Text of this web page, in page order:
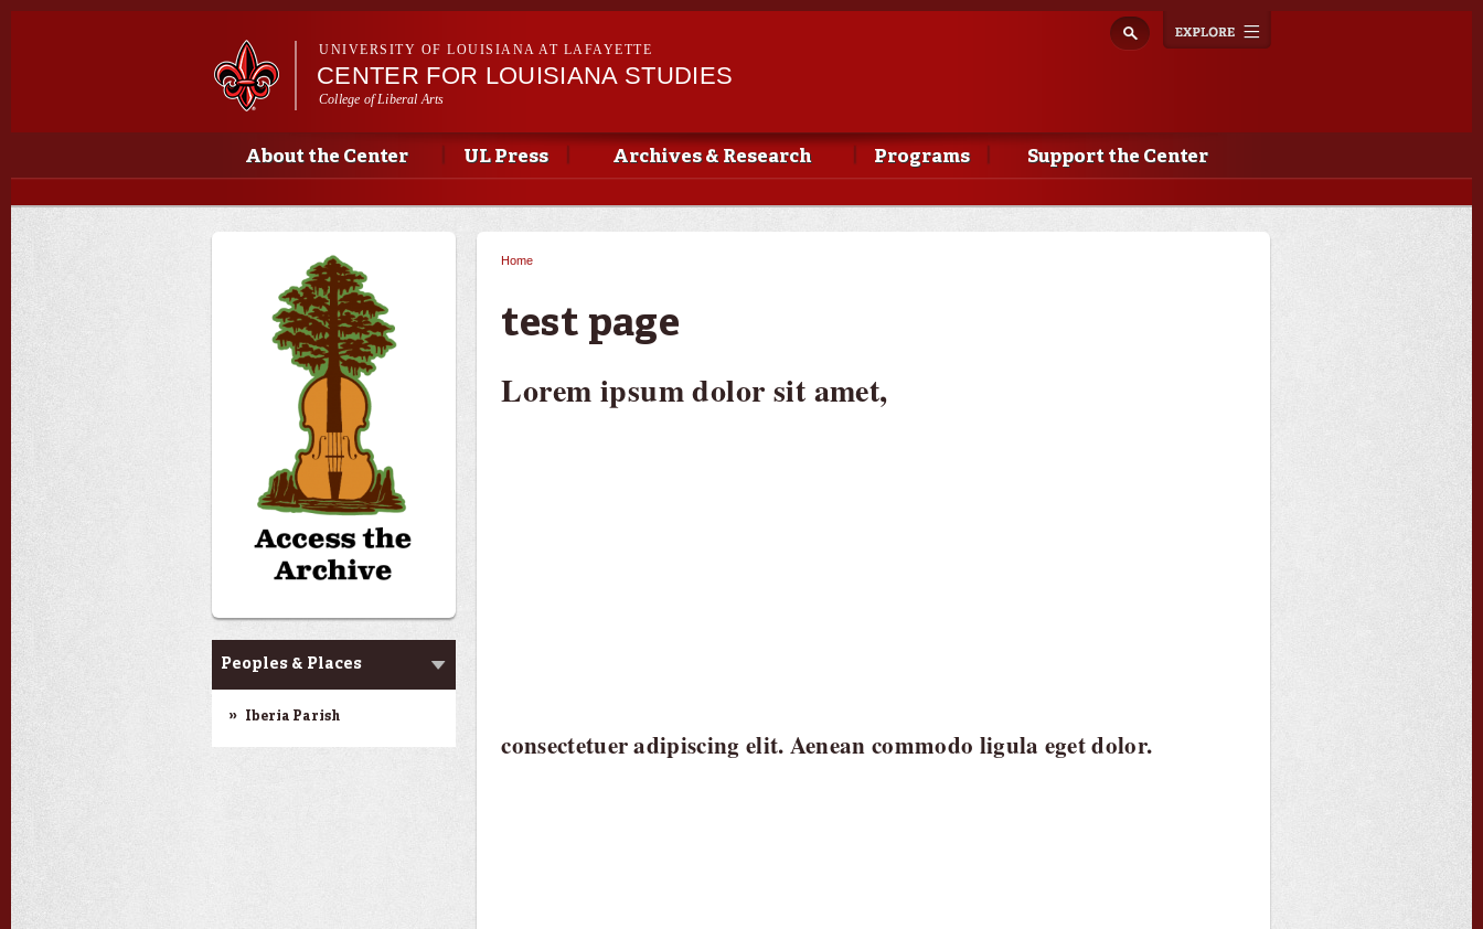
Skip to
navigation
UNIVERSITY OF LOUISIANA AT LAFAYETTE
CENTER FOR LOUISIANA STUDIES
College of Liberal Arts
Main menu
Main menu
About the Center UL Press Archives & Research Programs Support the Center
test page
Peoples & Places
Iberia Parish
Home
test page
Lorem ipsum dolor sit amet,
consectetuer adipiscing elit. Aenean commodo ligula eget dolor.